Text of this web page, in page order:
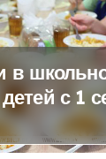
в
с 1